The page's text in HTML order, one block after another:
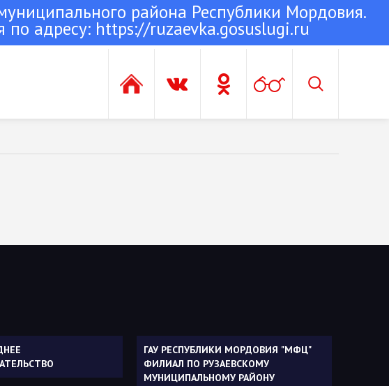
района Республики Мордовия.
по адресу: https://ruzaevka.gosuslugi.ru
ГАУ РЕСПУБЛИКИ МОРДОВИЯ "МФЦ"
ФИЛИАЛ ПО РУЗАЕВСКОМУ
МУНИЦИПАЛЬНОМУ РАЙОНУ